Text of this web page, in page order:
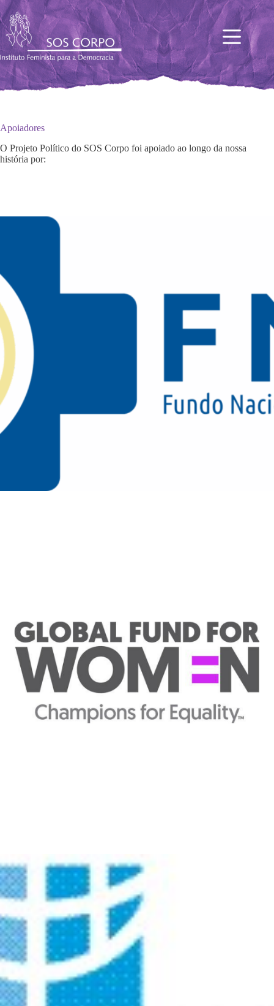
Pular
para
o
conteúdo
Apoiadores
O Projeto Político do SOS Corpo foi apoiado ao longo da nossa
história por: